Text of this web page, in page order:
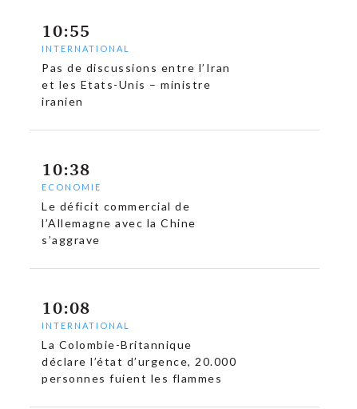
10:55
INTERNATIONAL
Pas de discussions entre l’Iran
et les Etats-Unis – ministre
iranien
10:38
ECONOMIE
Le déficit commercial de
l’Allemagne avec la Chine
s’aggrave
10:08
INTERNATIONAL
La Colombie-Britannique
déclare l’état d’urgence, 20.000
personnes fuient les flammes